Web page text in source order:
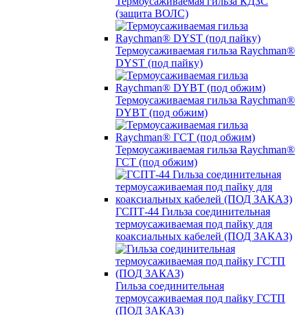
(защита ВОЛС)
Термоусаживаемая гильза Raychman®
DYST (под пайку)
Термоусаживаемая гильза Raychman®
DYBT (под обжим)
Термоусаживаемая гильза Raychman®
ГСТ (под обжим)
ГСПТ-44 Гильза соединительная
термоусаживаемая под пайку для
коаксиальных кабелей (ПОД ЗАКАЗ)
Гильза соединительная
термоусаживаемая под пайку ГСТП
(ПОД ЗАКАЗ)